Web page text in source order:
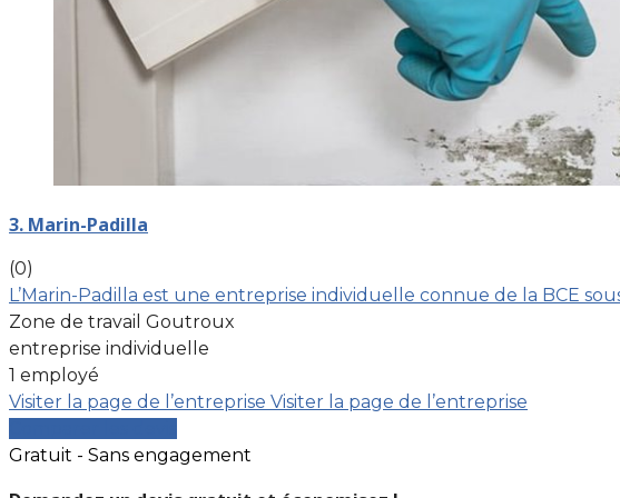
3. Marin-Padilla
(0)
L’Marin-Padilla est une entreprise individuelle connue de la BCE
Zone de travail Goutroux
entreprise individuelle
1 employé
Visiter la page de l’entreprise Visiter la page de l’entreprise
Gratuit - Sans engagement